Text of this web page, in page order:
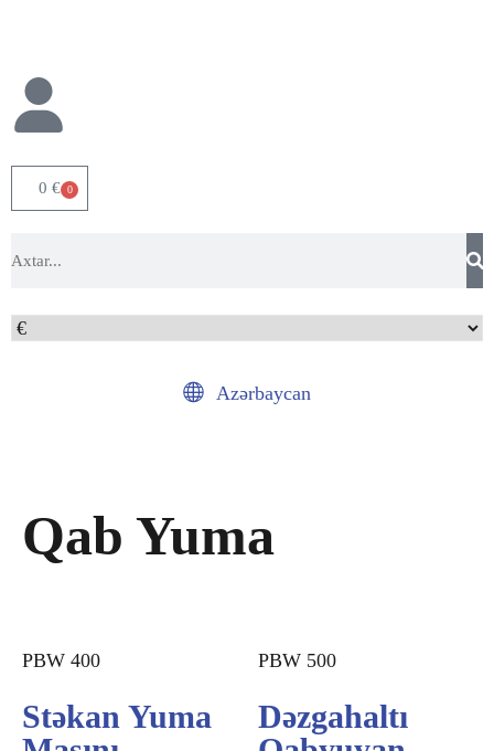
0 € 0
Azərbaycan
Qab Yuma
PBW 400
Stəkan Yuma
PBW 500
Dəzgahaltı